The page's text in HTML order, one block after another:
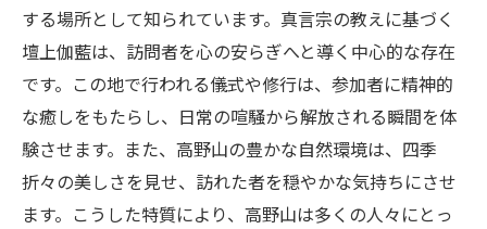
する場所として知られています。真言宗の教えに基づく
壇上伽藍は、訪問者を心の安らぎへと導く中心的な存在
です。この地で行われる儀式や修行は、参加者に精神的
な癒しをもたらし、日常の喧騒から解放される瞬間を体
験させます。また、高野山の豊かな自然環境は、四季
折々の美しさを見せ、訪れた者を穏やかな気持ちにさせ
ます。こうした特質により、高野山は多くの人々にとっ